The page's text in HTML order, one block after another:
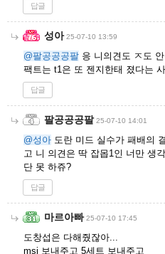
답글
성아 25-07-10 13:59
@팔공공공팔 응 니의견도 ㅈ도
팩트는 t1은 또 젠지한태 졌다는
답글
팔공공공팔 25-07-10 14:01
@성아 도란 미드 실수가 패배의
고 니 의견은 딱 잡몹1인 너만 생
단 못 하쥬?
답글
마르아빠 25-07-10 17:45
도창섭은 다해줬잖아...
msi 보내주고 5세트 보내주고